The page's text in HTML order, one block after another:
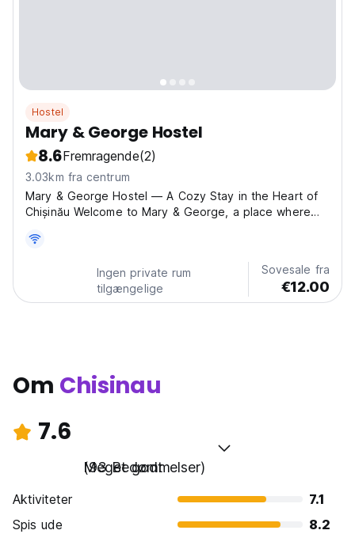
Hostel
Mary & George Hostel
8.6Fremragende(2)
3.03km fra centrum
Mary & George Hostel — A Cozy Stay in the Heart of
Chișinău Welcome to Mary & George, a place where
located in the very center of Chișinău, at 60 Frumoasa
Street, in a convenient area with easy access to
Ingen private rum
tilgængelige
Sovesale fra
€12.00
Om Chisinau
7.6
Meget godt
(93 Bedømmelser)
Aktiviteter
7.1
Spis ude
8.2